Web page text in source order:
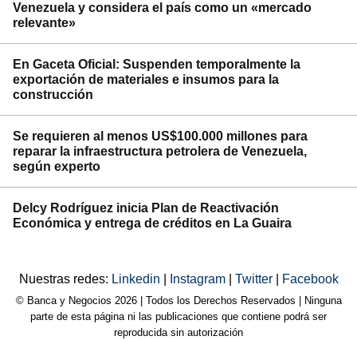
Venezuela y considera el país como un «mercado
relevante»
En Gaceta Oficial: Suspenden temporalmente la
exportación de materiales e insumos para la
construcción
Se requieren al menos US$100.000 millones para
reparar la infraestructura petrolera de Venezuela,
según experto
Delcy Rodríguez inicia Plan de Reactivación
Económica y entrega de créditos en La Guaira
Nuestras redes: Linkedin Instagram Twitter Facebook
© Banca y Negocios 2026 | Todos los Derechos Reservados | Ninguna
parte de esta página ni las publicaciones que contiene podrá ser
reproducida sin autorización